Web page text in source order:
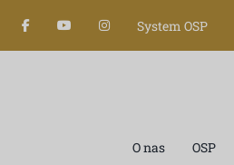
System OSP
O nas OSP